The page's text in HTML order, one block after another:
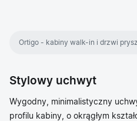
Ortigo - kabiny walk-in i drzwi
Stylowy uchwyt
Wygodny, minimalistyczny
profilu kabiny, o okrągłym